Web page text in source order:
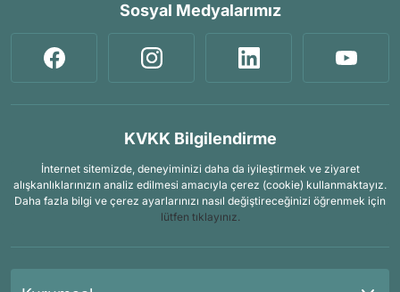
Sosyal Medyalarımız
KVKK Bilgilendirme
İnternet sitemizde, deneyiminizi daha da iyileştirmek ve ziyaret
alışkanlıklarınızın analiz edilmesi amacıyla çerez (cookie) kullanmaktayız.
Daha fazla bilgi ve çerez ayarlarınızı nasıl değiştireceğinizi öğrenmek için
lütfen tıklayınız.